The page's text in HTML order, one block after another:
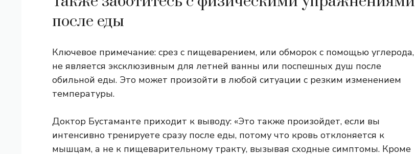
после еды
Ключевое примечание: срез с пищеварением, или обморок с помощью углерода,
не является эксклюзивным для летней ванны или поспешных душ после
обильной еды. Это может произойти в любой ситуации с резким изменением
температуры.
Доктор Бустаманте приходит к выводу: «Это также произойдет, если вы
интенсивно тренируете сразу после еды, потому что кровь отклоняется к
мышцам, а не к пищеварительному тракту, вызывая сходные симптомы. Кроме